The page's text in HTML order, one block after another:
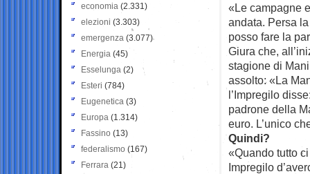
«Le campagne
andata. Persa
posso fare la
Giura che,
stagione di
assolto: «La
l’Impregilo
padrone della
euro. L’unico
Quindi?
«Quando tutto
Impregilo
economia (2.331)
elezioni (3.303)
emergenza (3.077)
Energia (45)
Esselunga (2)
Esteri (784)
Eugenetica (3)
Europa (1.314)
Fassino (13)
federalismo (167)
Ferrara (21)